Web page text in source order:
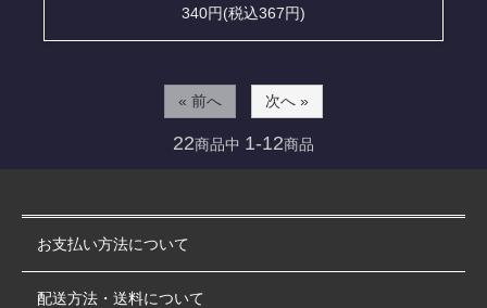
340円(税込367円)
« 前へ 次へ »
22商品中 1-12商品
お支払い方法について
配送方法・送料について